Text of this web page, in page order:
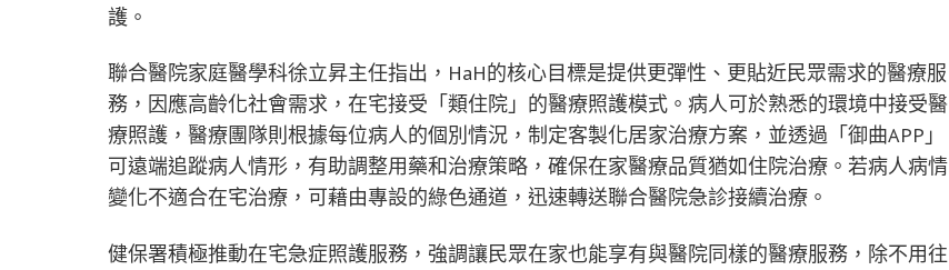
護。
聯合醫院家庭醫學科徐立昇主任指出，HaH的核心目標是提供更彈性、更貼近民眾需求的醫療服
務，因應高齡化社會需求，在宅接受「類住院」的醫療照護模式。病人可於熟悉的環境中接受醫
療照護，醫療團隊則根據每位病人的個別情況，制定客製化居家治療方案，並透過「御曲APP」
可遠端追蹤病人情形，有助調整用藥和治療策略，確保在家醫療品質猶如住院治療。若病人病情
變化不適合在宅治療，可藉由專設的綠色通道，迅速轉送聯合醫院急診接續治療。
健保署積極推動在宅急症照護服務，強調讓民眾在家也能享有與醫院同樣的醫療服務，除不用往